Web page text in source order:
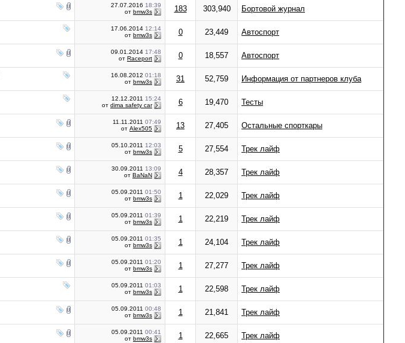
27.07.2016 18:39
от bmw3s 183 303,940 Бортовой журнал
17.06.2014 12:14
от bmw3s 0 23,449 Автоспорт
09.01.2014 17:48
от Raceport 0 18,557 Автоспорт
16.08.2012 01:18
от bmw3s 31 52,759 Информация от партнеров клуба
12.12.2011 15:24
от dima safety car 6 19,470 Тесты
11.11.2011 07:49
от Alex505 13 27,405 Остальные спорткары
05.10.2011 12:03
от bmw3s 5 27,554 Трек лайф
30.09.2011 13:09
от BaNaN 4 28,357 Трек лайф
05.09.2011 01:50
от bmw3s 1 22,029 Трек лайф
05.09.2011 01:39
от bmw3s 1 22,219 Трек лайф
05.09.2011 01:35
от bmw3s 1 24,104 Трек лайф
05.09.2011 01:20
от bmw3s 1 27,277 Трек лайф
05.09.2011 01:03
от bmw3s 1 22,598 Трек лайф
05.09.2011 00:48
от bmw3s 1 21,841 Трек лайф
05.09.2011 00:41
от bmw3s 1 22,665 Трек лайф